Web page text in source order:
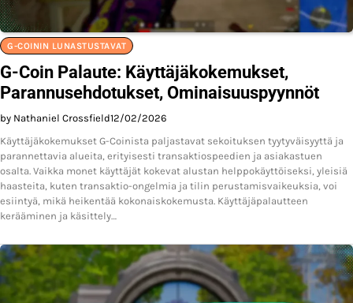
G-COININ LUNASTUSTAVAT
G-Coin Palaute: Käyttäjäkokemukset,
Parannusehdotukset, Ominaisuuspyynnöt
by Nathaniel Crossfield12/02/2026
Käyttäjäkokemukset G-Coinista paljastavat sekoituksen tyytyväisyyttä ja
parannettavia alueita, erityisesti transaktiospeedien ja asiakastuen
osalta. Vaikka monet käyttäjät kokevat alustan helppokäyttöiseksi, yleisiä
haasteita, kuten transaktio-ongelmia ja tilin perustamisvaikeuksia, voi
esiintyä, mikä heikentää kokonaiskokemusta. Käyttäjäpalautteen
kerääminen ja käsittely…